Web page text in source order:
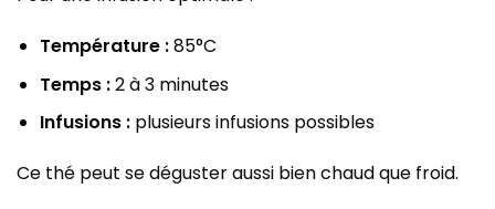
Température :85°C
Temps :2 à 3 minutes
Infusions :plusieurs infusions possibles
Ce thé peut se déguster aussi bien chaud que froid.